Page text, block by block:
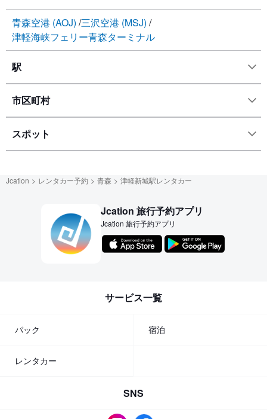
青森空港 (AOJ) 三沢空港 (MSJ)
津軽海峡フェリー青森ターミナル
駅
市区町村
スポット
Jcation レンタカー予約 青森 津軽新城駅レンタカー
Jcation 旅行予約アプリ
Jcation 旅行予約アプリ
サービス一覧
パック 宿泊
レンタカー
SNS